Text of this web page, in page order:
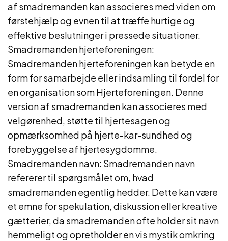
af smadremanden kan associeres med viden om
førstehjælp og evnen til at træffe hurtige og
effektive beslutninger i pressede situationer.
Smadremanden hjerteforeningen:
Smadremanden hjerteforeningen kan betyde en
form for samarbejde eller indsamling til fordel for
en organisation som Hjerteforeningen. Denne
version af smadremanden kan associeres med
velgørenhed, støtte til hjertesagen og
opmærksomhed på hjerte-kar-sundhed og
forebyggelse af hjertesygdomme.
Smadremanden navn: Smadremanden navn
refererer til spørgsmålet om, hvad
smadremanden egentlig hedder. Dette kan være
et emne for spekulation, diskussion eller kreative
gætterier, da smadremanden ofte holder sit navn
hemmeligt og opretholder en vis mystik omkring